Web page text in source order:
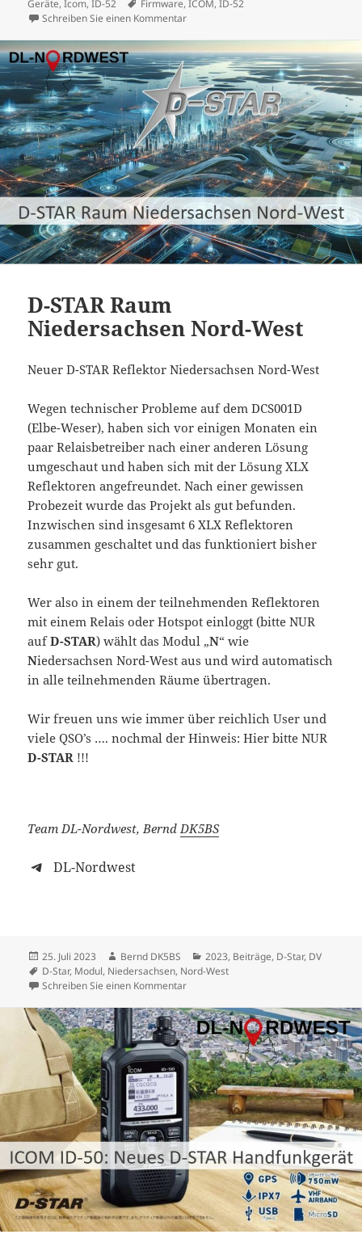
Geräte,Icom,ID-52 Firmware,ICOM,ID-52
Schreiben Sie einen Kommentarzu ICOM ID-52: Firmware Update v1.24
D-STAR Raum
Niedersachsen Nord-West
Neuer D-STAR Reflektor Niedersachsen Nord-West
Wegen technischer Probleme auf dem DCS001D
(Elbe-Weser), haben sich vor einigen Monaten ein
paar Relaisbetreiber nach einer anderen Lösung
umgeschaut und haben sich mit der Lösung XLX
Reflektoren angefreundet. Nach einer gewissen
Probezeit wurde das Projekt als gut befunden.
Inzwischen sind insgesamt 6 XLX Reflektoren
zusammen geschaltet und das funktioniert bisher
sehr gut.
Wer also in einem der teilnehmenden Reflektoren
mit einem Relais oder Hotspot einloggt (bitte NUR
aufD-STAR) wählt das Modul „N“ wie
Niedersachsen Nord-West aus und wird automatisch
in alle teilnehmenden Räume übertragen.
Wir freuen uns wie immer über reichlich User und
viele QSO’s …. nochmal der Hinweis: Hier bitte NUR
D-STAR !!!
Team DL-Nordwest, Bernd DK5BS
DL-Nordwest
Veröffentlicht
am
25. Juli 2023 Autor
Bernd DK5BS Kategorien
2023, Beiträge, D-Star, DV
Schlagwörter
D-Star, Modul, Niedersachsen, Nord-West
Schreiben Sie einen Kommentarzu D-STAR Raum Niedersachsen Nord-